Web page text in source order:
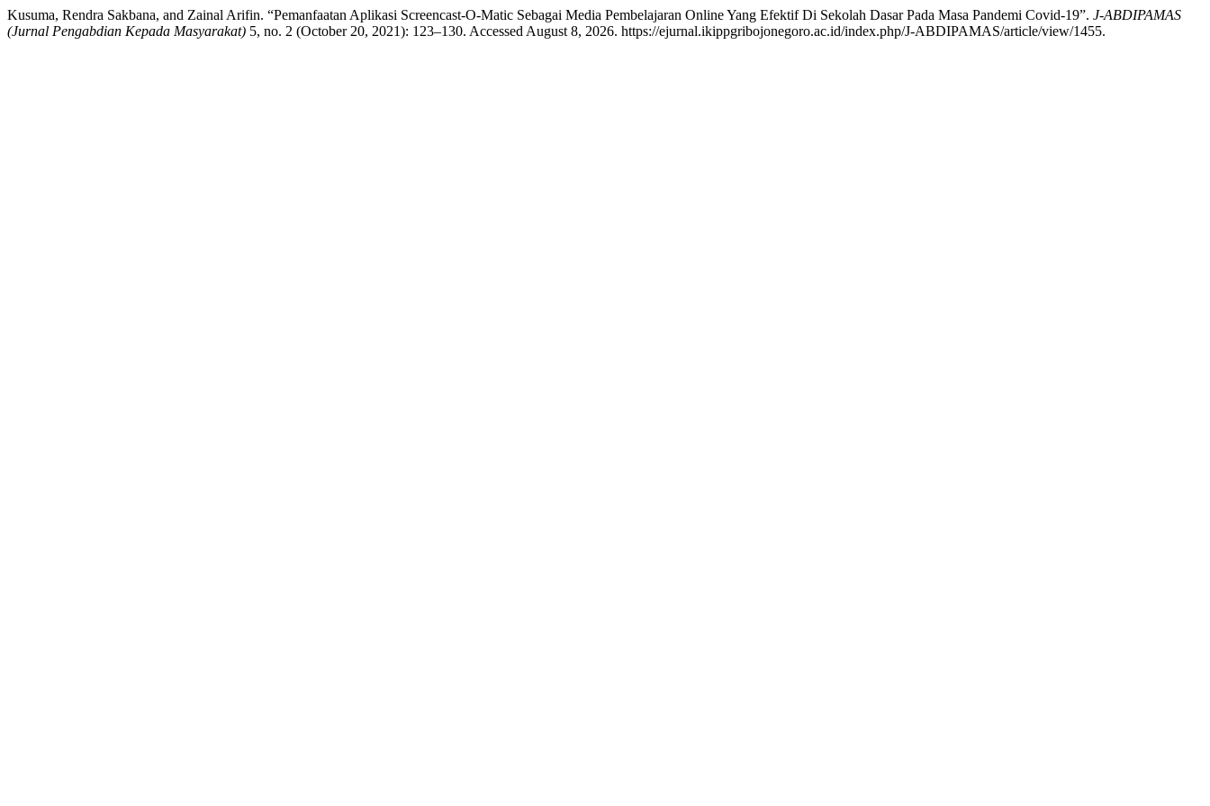
Kusuma, Rendra Sakbana, and Zainal Arifin. “Pemanfaatan Aplikasi Screencast-O-Matic Sebagai Media Pembelajaran Online Yang Efektif Di Sekolah Dasar Pada Masa Pandemi Covid-19”. J-ABDIPAMAS
(Jurnal Pengabdian Kepada Masyarakat) 5, no. 2 (October 20, 2021): 123–130. Accessed August 8, 2026. https://ejurnal.ikippgribojonegoro.ac.id/index.php/J-ABDIPAMAS/article/view/1455.